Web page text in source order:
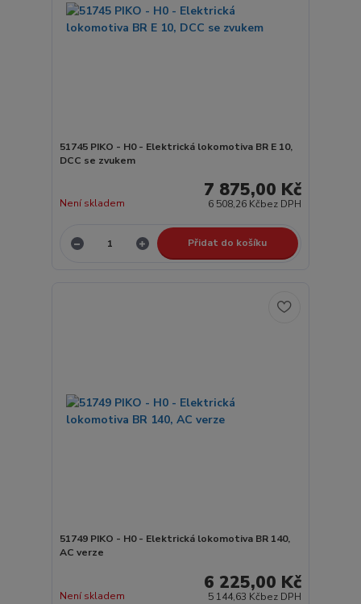
51745 PIKO - H0 - Elektrická lokomotiva BR E 10,
DCC se zvukem
7 875,00 Kč
6 508,26 Kčbez DPH
Není skladem
Přidat do košíku
51749 PIKO - H0 - Elektrická lokomotiva BR 140,
AC verze
6 225,00 Kč
5 144,63 Kčbez DPH
Není skladem